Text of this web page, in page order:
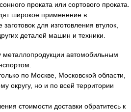
проката или сортового проката.
широкое применение в
для изготовления втулок,
деталей машин и техники.
автомобильным
по Москве, Московской области,
округу, но и по всей территории
стоимости доставки обратитесь к